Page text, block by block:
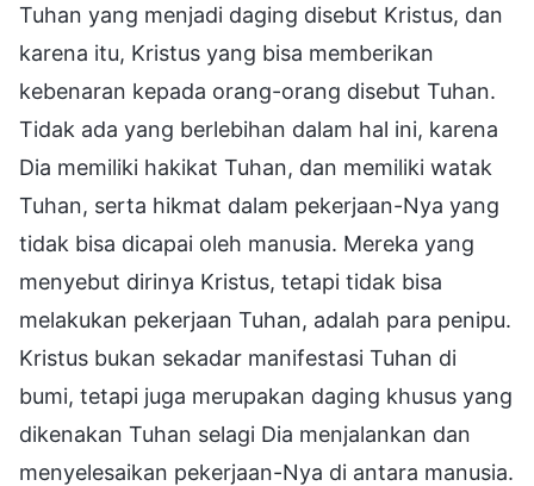
Tuhan yang menjadi daging disebut Kristus, dan
karena itu, Kristus yang bisa memberikan
kebenaran kepada orang-orang disebut Tuhan.
Tidak ada yang berlebihan dalam hal ini, karena
Dia memiliki hakikat Tuhan, dan memiliki watak
Tuhan, serta hikmat dalam pekerjaan-Nya yang
tidak bisa dicapai oleh manusia. Mereka yang
menyebut dirinya Kristus, tetapi tidak bisa
melakukan pekerjaan Tuhan, adalah para penipu.
Kristus bukan sekadar manifestasi Tuhan di
bumi, tetapi juga merupakan daging khusus yang
dikenakan Tuhan selagi Dia menjalankan dan
menyelesaikan pekerjaan-Nya di antara manusia.